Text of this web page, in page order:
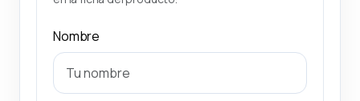
Nombre